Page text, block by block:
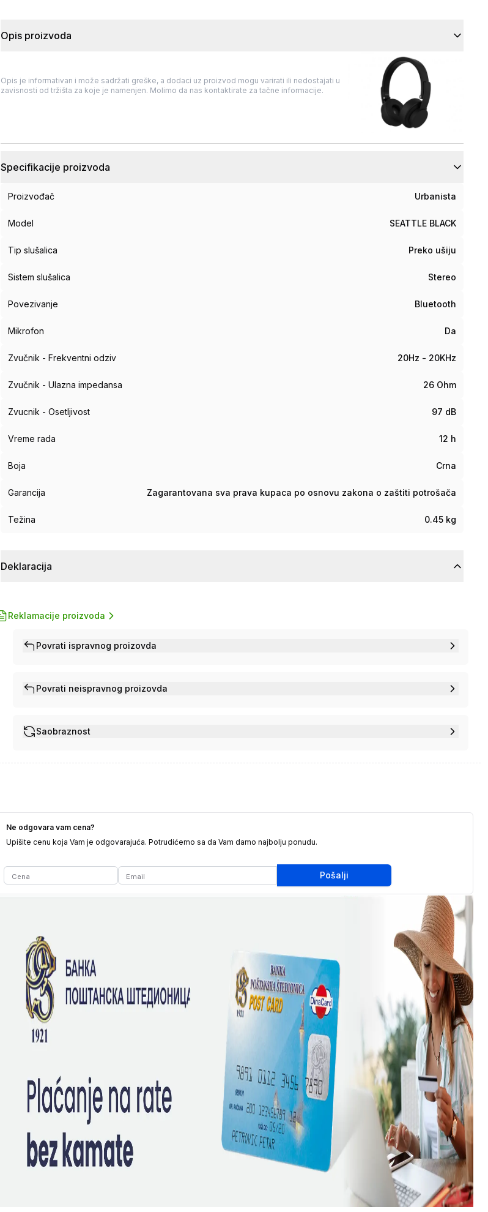
Opis proizvoda
Opis je informativan i može sadržati greške, a dodaci uz proizvod mogu varirati ili nedostajati u
zavisnosti od tržišta za koje je namenjen. Molimo da nas kontaktirate za tačne informacije.
Specifikacije proizvoda
Proizvođač Urbanista
Model SEATTLE BLACK
Tip slušalica Preko ušiju
Sistem slušalica Stereo
Povezivanje Bluetooth
Mikrofon Da
Zvučnik - Frekventni odziv 20Hz - 20KHz
Zvučnik - Ulazna impedansa 26 Ohm
Zvucnik - Osetljivost 97 dB
Vreme rada 12 h
Boja Crna
Garancija Zagarantovana sva prava kupaca po osnovu zakona o zaštiti potrošača
Težina 0.45 kg
Deklaracija
Reklamacije proizvoda
Povrati ispravnog proizovda
Povrati neispravnog proizovda
Saobraznost
Ne odgovara vam cena?
Upišite cenu koja Vam je odgovarajuća. Potrudićemo sa da Vam damo najbolju ponudu.
Pošalji